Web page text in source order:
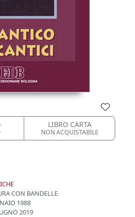
LIBRO CARTA
NON ACQUISTABILE
CON BANDELLE
1988
2019